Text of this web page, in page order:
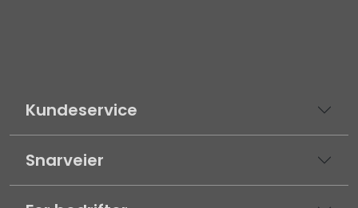
Kundeservice
Snarveier